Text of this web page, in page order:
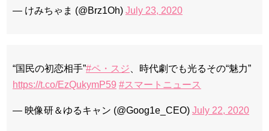
— けみちゃま (@Brz1Oh) July 23, 2020
“国民の初恋相手”#ペ・スジ 、時代劇でも光るその“魅力”
https://t.co/EzQukymP59 #スマートニュース
— 映像研＆ゆるキャン (@Goog1e_CEO) July 22, 2020